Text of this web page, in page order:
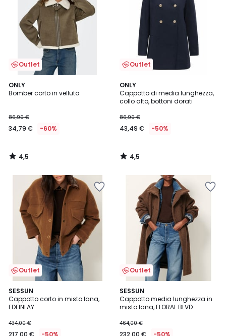
Outlet
ONLY
Bomber corto in velluto
86,99 €
34,79 € -60%
4,5
/ 5
4,5
/
Outlet
ONLY
Cappotto di media lunghezza,
collo alto, bottoni dorati
86,99 €
43,49 € -50%
4,5
/ 5
4,5
/
Outlet
SESSUN
Cappotto corto in misto lana,
EDFINLAY
434,00 €
217,00 € -50%
Outlet
SESSUN
Cappotto media lunghezza in
misto lana, FLORAL BLVD
464,00 €
232,00 € -50%
2,5
/ 5